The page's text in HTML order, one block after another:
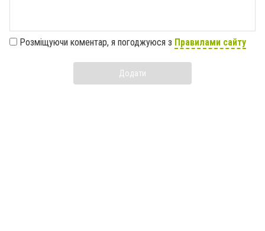
Розміщуючи коментар, я погоджуюся з Правилами сайту
Додати